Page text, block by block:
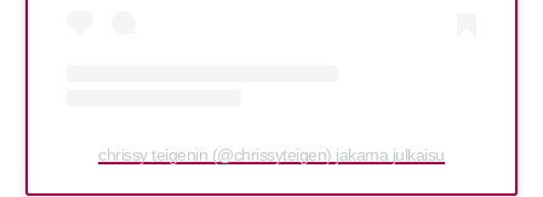
chrissy teigenin (@chrissyteigen) jakama julkaisu